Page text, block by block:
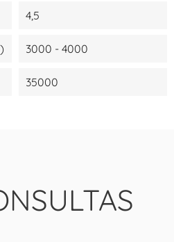
4,5
3000 - 4000
35000